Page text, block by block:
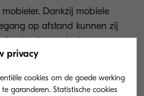
Dankzij mobiele
op afstand kunnen zij
bestanden, ook als ze
privacy
cookies om de goede werking
garanderen. Statistische cookies